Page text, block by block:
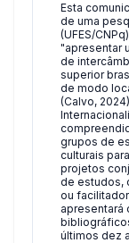
Esta
de uma
(UFES/
"apresentar
de
superior
de modo
(Calvo,
grupos de
culturais
projetos
de estudos,
ou
apresentará
últimos dez